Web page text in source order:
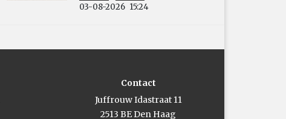
03-08-2026 15:24
Contact
Juffrouw Idastraat 11
2513 BE Den Haag